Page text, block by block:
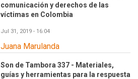
comunicación y derechos de las
víctimas en Colombia
Jul 31, 2019 - 16:04
Juana Marulanda
Son de Tambora 337 - Materiales,
guías y herramientas para la respuesta